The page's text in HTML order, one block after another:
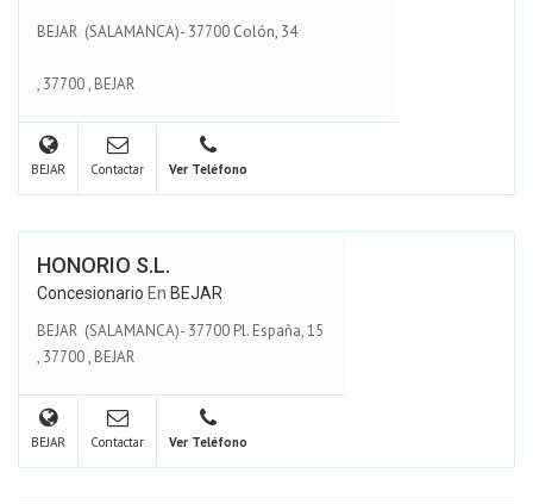
BEJAR (SALAMANCA)- 37700 Colón, 34
, 37700, BEJAR
BEJAR Contactar Ver Teléfono
HONORIO S.L.
Concesionario En BEJAR
BEJAR (SALAMANCA)- 37700 Pl. España, 15
, 37700, BEJAR
BEJAR Contactar Ver Teléfono